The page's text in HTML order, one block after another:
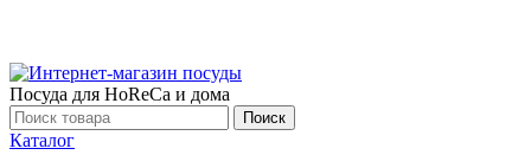
Посуда для HoReCa и дома
Поиск
Каталог